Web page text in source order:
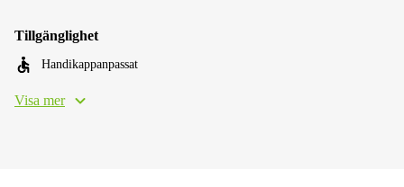
Tillgänglighet
Handikappanpassat
Visa mer